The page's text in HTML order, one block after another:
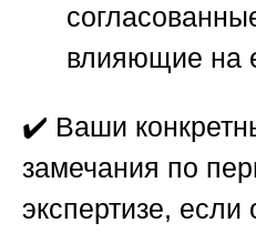
влияющие на
✔️ Ваши
замечания по
экспертизе, если